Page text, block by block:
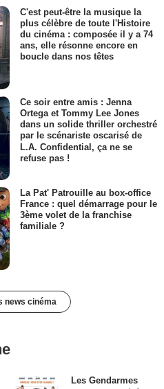
C'est peut-être la musique la
plus célèbre de toute l'Histoire
du cinéma : composée il y a 74
ans, elle résonne encore en
boucle dans nos têtes
Ce soir entre amis : Jenna
Ortega et Tommy Lee Jones
dans un solide thriller orchestré
par le scénariste oscarisé de
L.A. Confidential, ça ne se
refuse pas !
La Pat' Patrouille au box-office
France : quel démarrage pour le
3ème volet de la franchise
familiale ?
news cinéma
Les Gendarmes